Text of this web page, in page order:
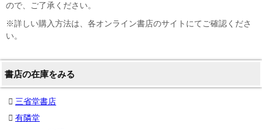
ので、ご了承ください。
※詳しい購入方法は、各オンライン書店のサイトにてご確認くださ
い。
書店の在庫をみる
三省堂書店
有隣堂